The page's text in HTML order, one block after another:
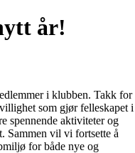
år!
i klubben. Takk for
som gjør felleskapet i
spennende aktiviteter og
Sammen vil vi fortsette å
for både nye og